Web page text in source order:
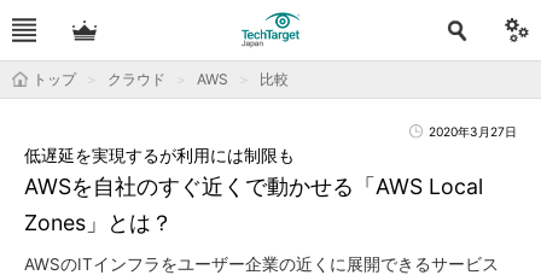
トップ クラウド AWS 比較
2020年3月27日
AWSを自社のすぐ近くで動かせる「AWS Local
Zones」とは？
低遅延を実現するが利用には制限も
AWSのITインフラをユーザー企業の近くに展開できるサービス